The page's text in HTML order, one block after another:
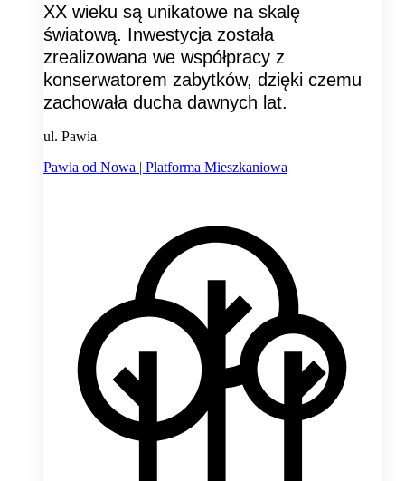
XX wieku są unikatowe na skalę
światową. Inwestycja została
zrealizowana we współpracy z
konserwatorem zabytków, dzięki czemu
zachowała ducha dawnych lat.
ul. Pawia
Pawia od Nowa | Platforma Mieszkaniowa